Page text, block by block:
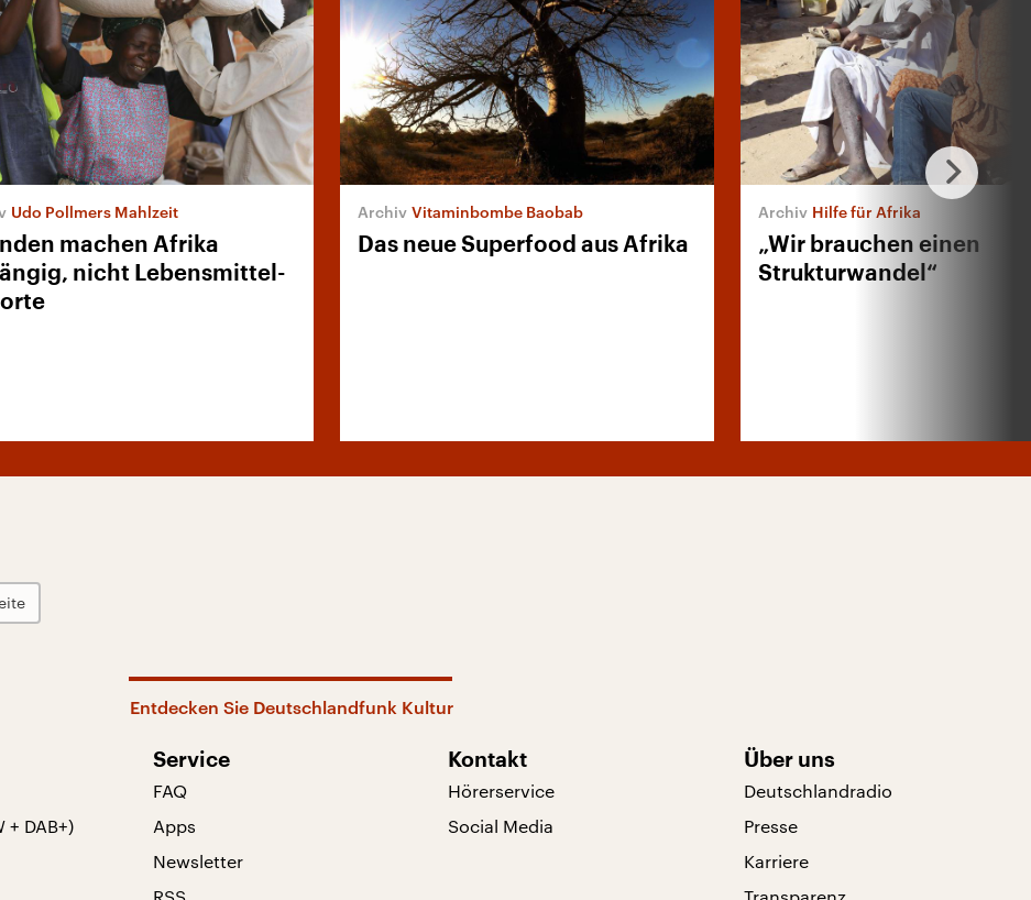
Udo Pollmers Mahlzeit
machen Afrika
nicht Lebensmittel-
Vitaminbombe Baobab
Das neue Superfood aus Afrika
Hilfe für Afrika
„Wir brauchen einen
Strukturwandel“
Entdecken Sie Deutschlandfunk Kultur
+ DAB+)
Service
FAQ
Apps
Newsletter
Kontakt
Hörerservice
Social Media
Über uns
Deutschlandradio
Presse
Karriere